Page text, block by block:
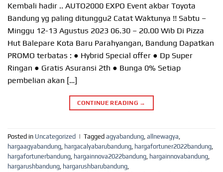
Kembali hadir .. AUTO2000 EXPO Event akbar Toyota
Bandung yg paling ditunggu2 Catat Waktunya !! Sabtu –
Minggu 12-13 Agustus 2023 06.30 – 20.00 Wib Di Pizza
Hut Balepare Kota Baru Parahyangan, Bandung Dapatkan
PROMO terbatas : ● Hybrid Special offer ● Dp Super
Ringan ● Gratis Asuransi 2th ● Bunga 0% Setiap
pembelian akan […]
CONTINUE READING →
Posted in Uncategorized | Tagged agyabandung, allnewagya,
hargaagyabandung, hargacalyabarubandung, hargafortuner2022bandung,
hargafortunerbandung, hargainnova2022bandung, hargainnovabandung,
hargarushbandung, hargarushbarubandung,